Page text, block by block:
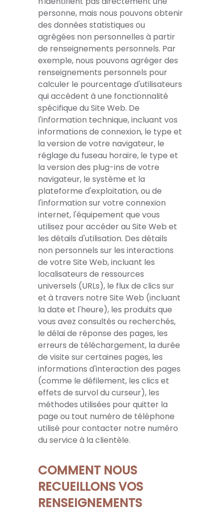
personne, mais nous pouvons obtenir
des données statistiques ou
agrégées non personnelles à partir
de renseignements personnels. Par
exemple, nous pouvons agréger des
renseignements personnels pour
calculer le pourcentage d'utilisateurs
qui accèdent à une fonctionnalité
spécifique du Site Web. De
l'information technique, incluant vos
informations de connexion, le type et
la version de votre navigateur, le
réglage du fuseau horaire, le type et
la version des plug-ins de votre
navigateur, le système et la
plateforme d'exploitation, ou de
l'information sur votre connexion
internet, l'équipement que vous
utilisez pour accéder au Site Web et
les détails d'utilisation. Des détails
non personnels sur les interactions
de votre Site Web, incluant les
localisateurs de ressources
universels (URLs), le flux de clics sur
et à travers notre Site Web (incluant
la date et l'heure), les produits que
vous avez consultés ou recherchés,
le délai de réponse des pages, les
erreurs de téléchargement, la durée
de visite sur certaines pages, les
informations d'interaction des pages
(comme le défilement, les clics et
effets de survol du curseur), les
méthodes utilisées pour quitter la
page ou tout numéro de téléphone
utilisé pour contacter notre numéro
du service à la clientèle.
COMMENT NOUS
RECUEILLONS VOS
RENSEIGNEMENTS